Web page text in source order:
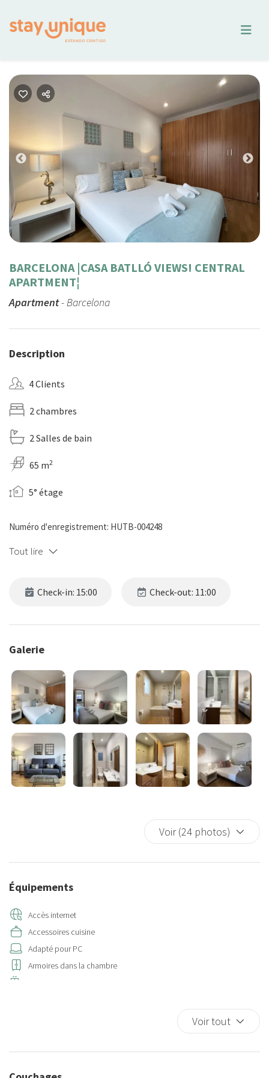
Previous
BARCELONA |CASA BATLLÓ VIEWS! CENTRAL
APARTMENT¦
Apartment- Barcelona
Description
4 Clients
2 chambres
2 Salles de bain
65 m2
5° étage
Numéro d'enregistrement: HUTB-004248
Tout lire
Check-in: 15:00 Check-out: 11:00
Galerie
Voir (24 photos)
Équipements
Accès internet
Accessoires cuisine
Adapté pour PC
Armoires dans la chambre
Bagnoire et douche séparées
Voir tout